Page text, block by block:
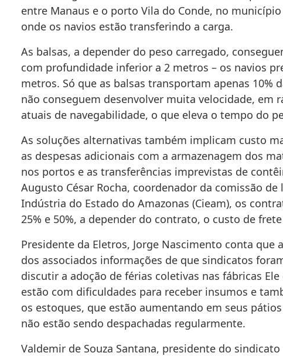
entre Manaus e o porto Vila do Conde, no
onde os navios estão transferindo a carga.
As balsas, a depender do peso carregado,
com profundidade inferior a 2 metros – os navios
metros. Só que as balsas transportam apenas 10%
não conseguem desenvolver muita velocidade, em
atuais de navegabilidade, o que eleva o tempo do
As soluções alternativas também implicam custo
as despesas adicionais com a armazenagem dos
nos portos e as transferências imprevistas de
Augusto César Rocha, coordenador da comissão
Indústria do Estado do Amazonas (Cieam), os
25% e 50%, a depender do contrato, o custo de
Presidente da Eletros, Jorge Nascimento conta que
dos associados informações de que sindicatos
discutir a adoção de férias coletivas nas fábricas
estão com dificuldades para receber insumos e
os estoques, que estão aumentando em seus
não estão sendo despachadas regularmente.
Valdemir de Souza Santana, presidente do